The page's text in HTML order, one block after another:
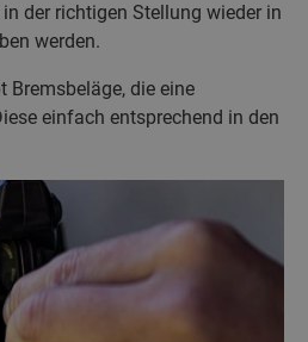
der richtigen Stellung wieder in
werden.
Bremsbeläge, die eine
einfach entsprechend in den